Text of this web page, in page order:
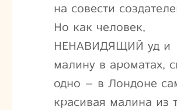
на совести
Но как человек,
НЕНАВИДЯЩИЙ уд и
малину в ароматах,
одно – в Лондоне
красивая малина из